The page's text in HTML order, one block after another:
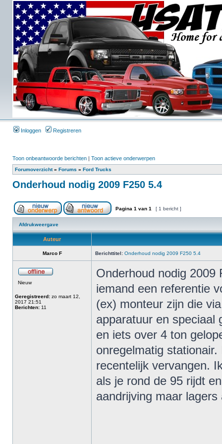
Inloggen Registreren
Toon onbeantwoorde berichten | Toon actieve onderwerpen
Forumoverzicht» Forums » Ford Trucks
Onderhoud nodig 2009 F250 5.4
Pagina 1 van 1 [ 1 bericht ]
Afdrukweergave
Auteur
Marco F Berichttitel: Onderhoud nodig 2009 F250 5.4
Nieuw
Geregistreerd: zo maart 12,
2017 21:51
Berichten: 11
Onderhoud nodig
iemand een referentie
(ex) monteur zijn die
apparatuur en speciaal
en iets over 4 ton
onregelmatig
recentelijk vervangen.
als je rond de 95 rijdt
aandrijving maar